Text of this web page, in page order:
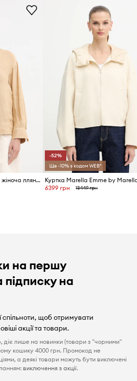
Marella Куртка-сорочка жіноча лляна CIURMA
-52%
Ще -10% з кодом WEB*
Куртка Marella Emme by
6399 грн
13449 грн
на першу
на
щоб отримувати
акції та товари.
лише на новинки (товари з "чорними"
кошику 4000 грн. Промокод не
а деякі товари можуть бути виключені
виключення з акції.